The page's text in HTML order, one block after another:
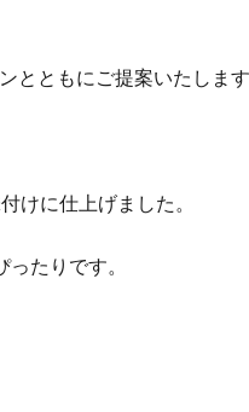
とともにご提案いたします
けに仕上げました。
たりです。